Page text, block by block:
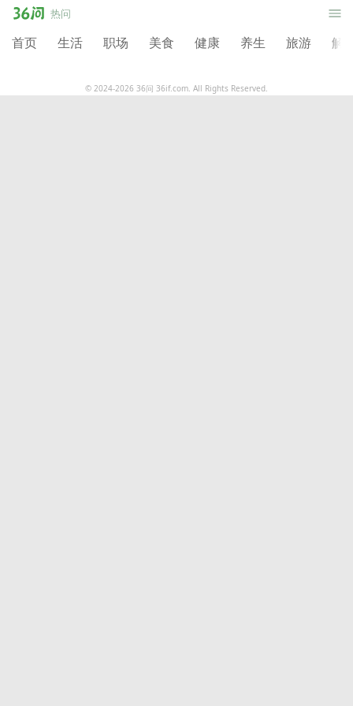
热
36
热问
首页 生活 职场 美食 健康 养生 旅游 解
© 2024-2026 36问 36if.com. All Rights Reserved.